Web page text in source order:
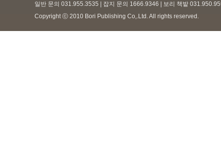
일반 문의 031.955.3535 | 잡지 문의 1666.9346 | 보리 책밭
Copyright ⓒ 2010 Bori Publishing Co,.Ltd. All rights reserved.